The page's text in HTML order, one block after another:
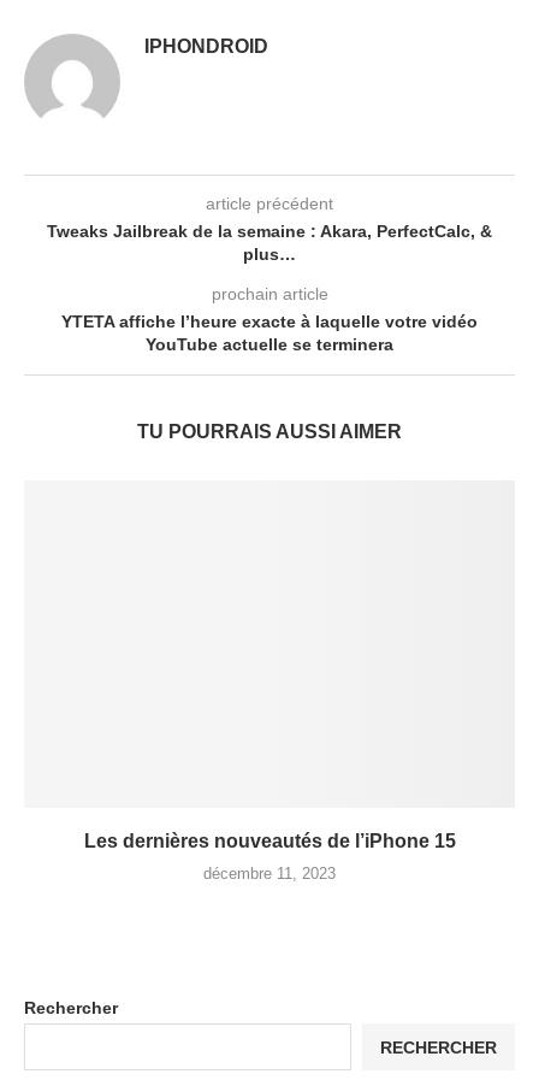
IPHONDROID
article précédent
Tweaks Jailbreak de la semaine : Akara, PerfectCalc, &
plus…
prochain article
YTETA affiche l’heure exacte à laquelle votre vidéo
YouTube actuelle se terminera
TU POURRAIS AUSSI AIMER
Les dernières nouveautés de l’iPhone 15
décembre 11, 2023
Rechercher
RECHERCHER